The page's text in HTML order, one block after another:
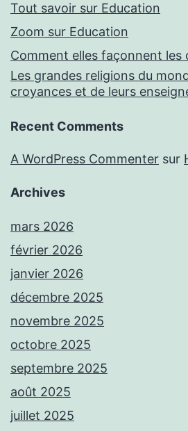
Tout savoir sur Education
Zoom sur Education
Comment elles façonnent les
Les grandes religions du
croyances et de leurs
Recent Comments
A WordPress Commenter sur
Archives
mars 2026
février 2026
janvier 2026
décembre 2025
novembre 2025
octobre 2025
septembre 2025
août 2025
juillet 2025